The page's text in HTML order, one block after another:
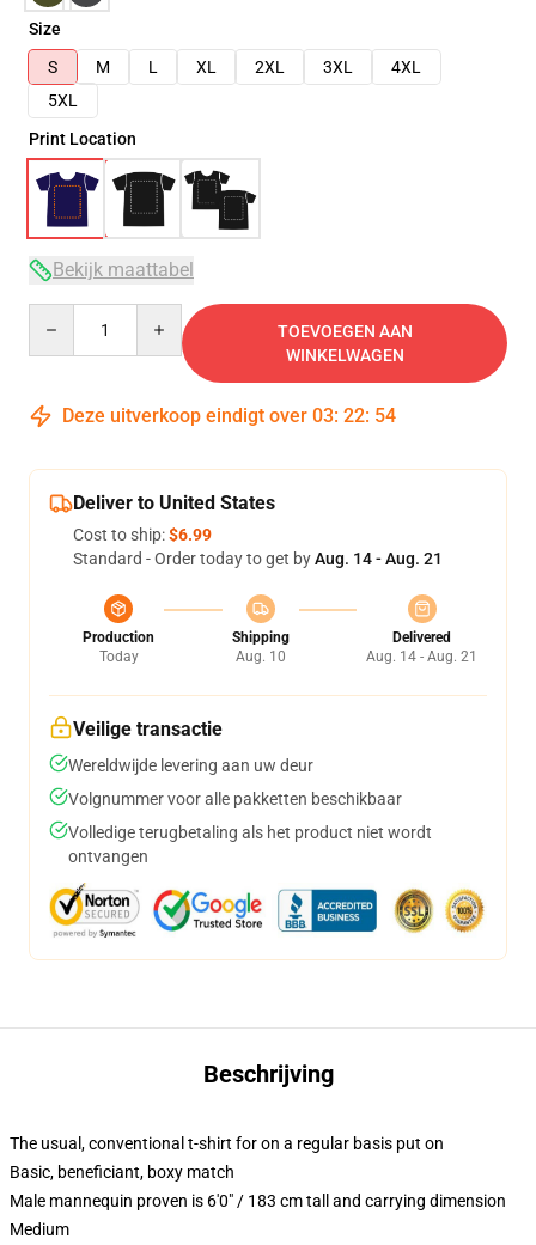
Size
S
M L XL 2XL 3XL
4XL
5XL
Print Location
Bekijk maattabel
TOEVOEGEN AAN
WINKELWAGEN
Deze uitverkoop eindigt over 03: 22: 54
Deliver to United States
Cost to ship:$6.99
Standard - Order today to get byAug. 14 - Aug. 21
Production
Today
Shipping
Aug. 10
Delivered
Aug. 14 - Aug. 21
Veilige transactie
Wereldwijde levering aan uw deur
Volgnummer voor alle pakketten beschikbaar
Volledige terugbetaling als het product niet wordt
ontvangen
Beschrijving
The usual, conventional t-shirt for on a regular basis put on
Basic, beneficiant, boxy match
Male mannequin proven is 6'0" / 183 cm tall and carrying dimension
Medium